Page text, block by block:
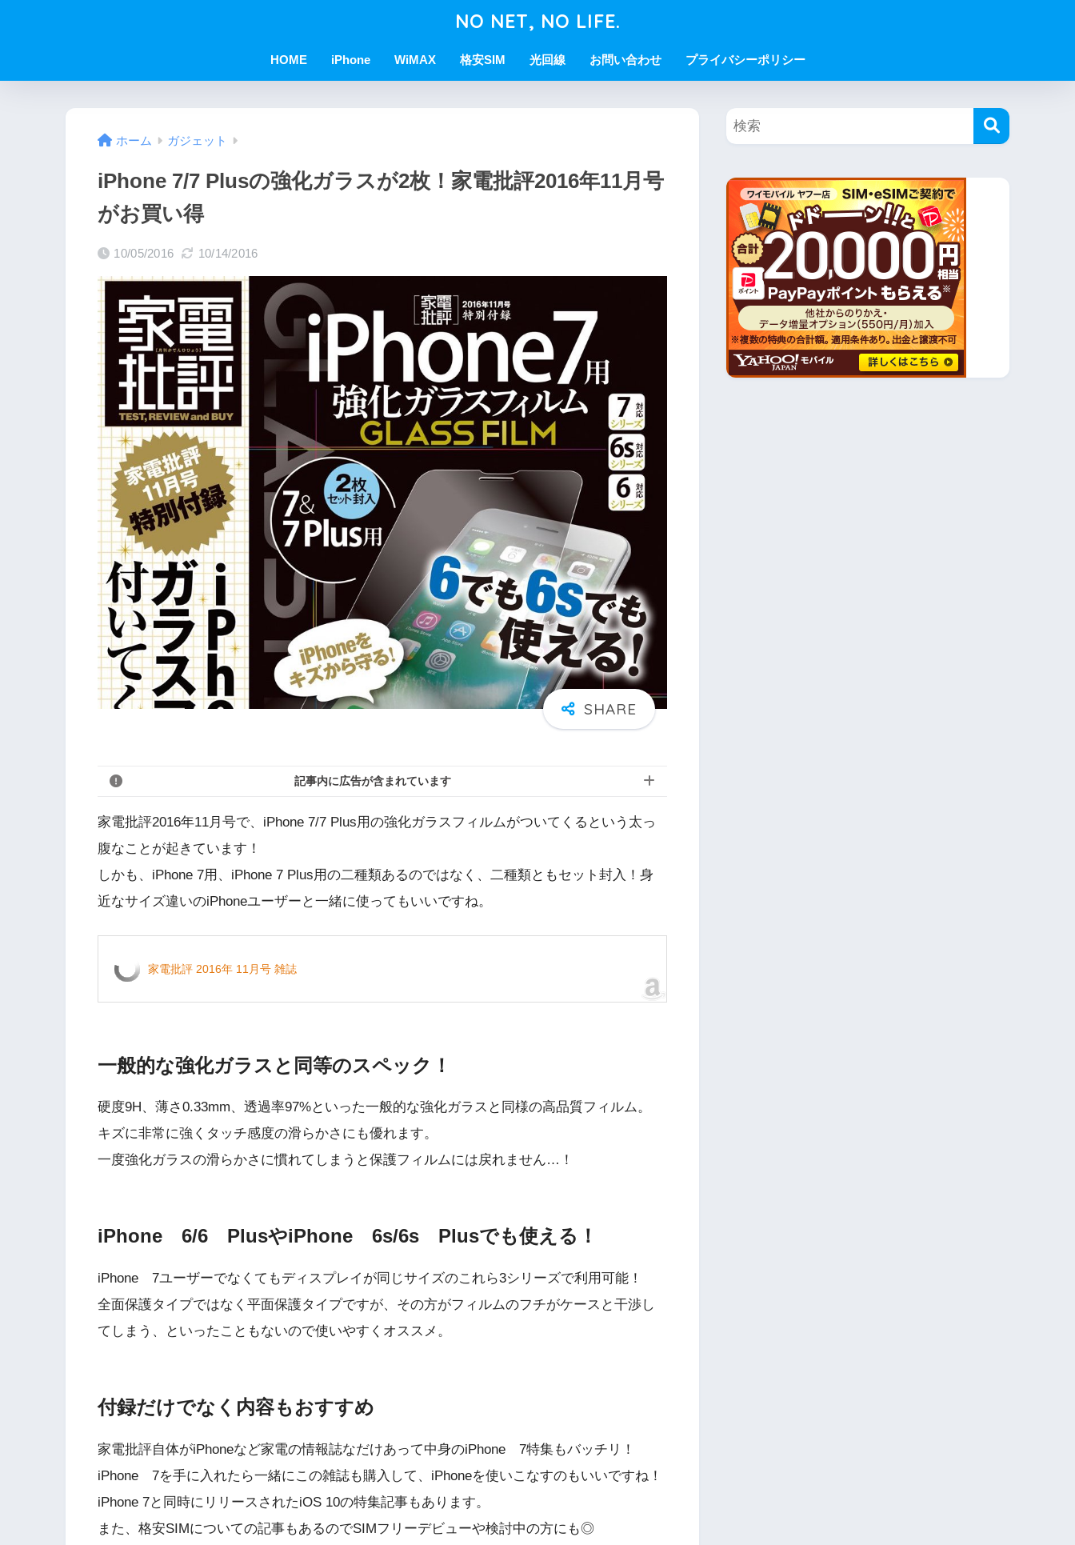
NO NET, NO LIFE.
HOME iPhone WiMAX 格安SIM 光回線 お問い合わせ プライバシーポリシー
ホーム ガジェット
iPhone 7/7 Plusの強化ガラスが2枚！家電批評2016年11月号
がお買い得
10/05/2016 10/14/2016
記事内に広告が含まれています
家電批評2016年11月号で、iPhone 7/7 Plus用の強化ガラスフィルムがついてくるという太っ
腹なことが起きています！
しかも、iPhone 7用、iPhone 7 Plus用の二種類あるのではなく、二種類ともセット封入！身
近なサイズ違いのiPhoneユーザーと一緒に使ってもいいですね。
家電批評 2016年 11月号 雑誌
一般的な強化ガラスと同等のスペック！
硬度9H、薄さ0.33mm、透過率97%といった一般的な強化ガラスと同様の高品質フィルム。
キズに非常に強くタッチ感度の滑らかさにも優れます。
一度強化ガラスの滑らかさに慣れてしまうと保護フィルムには戻れません…！
iPhone 6/6 PlusやiPhone 6s/6s Plusでも使える！
iPhone 7ユーザーでなくてもディスプレイが同じサイズのこれら3シリーズで利用可能！
全面保護タイプではなく平面保護タイプですが、その方がフィルムのフチがケースと干渉し
てしまう、といったこともないので使いやすくオススメ。
付録だけでなく内容もおすすめ
家電批評自体がiPhoneなど家電の情報誌なだけあって中身のiPhone 7特集もバッチリ！
iPhone 7を手に入れたら一緒にこの雑誌も購入して、iPhoneを使いこなすのもいいですね！
iPhone 7と同時にリリースされたiOS 10の特集記事もあります。
また、格安SIMについての記事もあるのでSIMフリーデビューや検討中の方にも◎